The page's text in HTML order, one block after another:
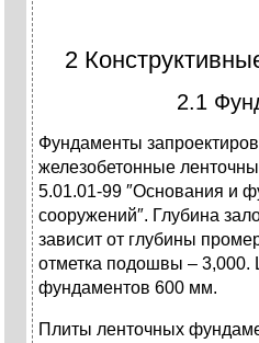
2
2.1
Фундаменты
железобетонные
5.01.01-99 ″Основания и
сооружений″. Глубина
зависит от глубины
отметка подошвы –
фундаментов 600 мм.
Плиты ленточных